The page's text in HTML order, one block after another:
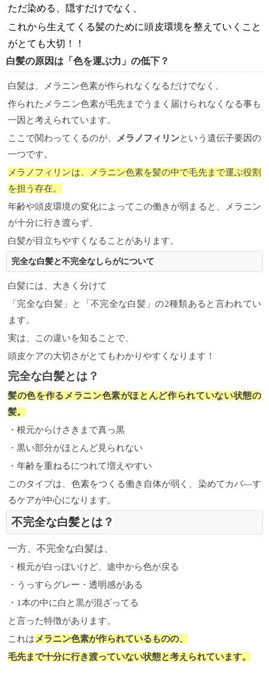
ただ染める、隠すだけでなく、
これから生えてくる髪のために頭皮環境を整えていくこと
がとても大切！！
白髪の原因は「色を運ぶ力」の低下？
白髪は、メラニン色素が作られなくなるだけでなく、
作られたメラニン色素が毛先までうまく届けられなくなる事も
一因と考えられています。
ここで関わってくるのが、
メラノフィリンという遺伝子要因の
一つです。
メラノフィリンは、メラニン色素を髪の中で毛先まで運ぶ役割
を担う存在。
年齢や頭皮環境の変化によってこの働きが弱まると、メラニン
が十分に行き渡らず、
白髪が目立ちやすくなることがあります。
完全な白髪と不完全なしらがについて
白髪には、大きく分けて
「完全な白髪」と「不完全な白髪」の2種類あると言われてい
ます。
実は、この違いを知ることで、
頭皮ケアの大切さがとてもわかりやすくなります！
完全な白髪とは？
髪の色を作るメラニン色素がほとんど作られていない状態の
髪。
・根元からけさきまで真っ黒
・黒い部分がほとんど見られない
・年齢を重ねるにつれて増えやすい
このタイプは、色素をつくる働き自体が弱く、染めてカバ―す
るケアが中心になります。
不完全な白髪とは？
一方、不完全な白髪は、
・根元が白っぽいけど、途中から色が戻る
・うっすらグレー・透明感がある
・1本の中に白と黒が混ざってる
と言った特徴があります。
これは メラニン色素が作られているものの、
毛先まで十分に行き渡っていない状態と考えられています。